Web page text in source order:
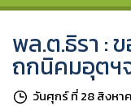
พล.ต.ธิรา :
ถกนิคมอุตฯ
วันศุกร์ ที่ 28 สิงหา